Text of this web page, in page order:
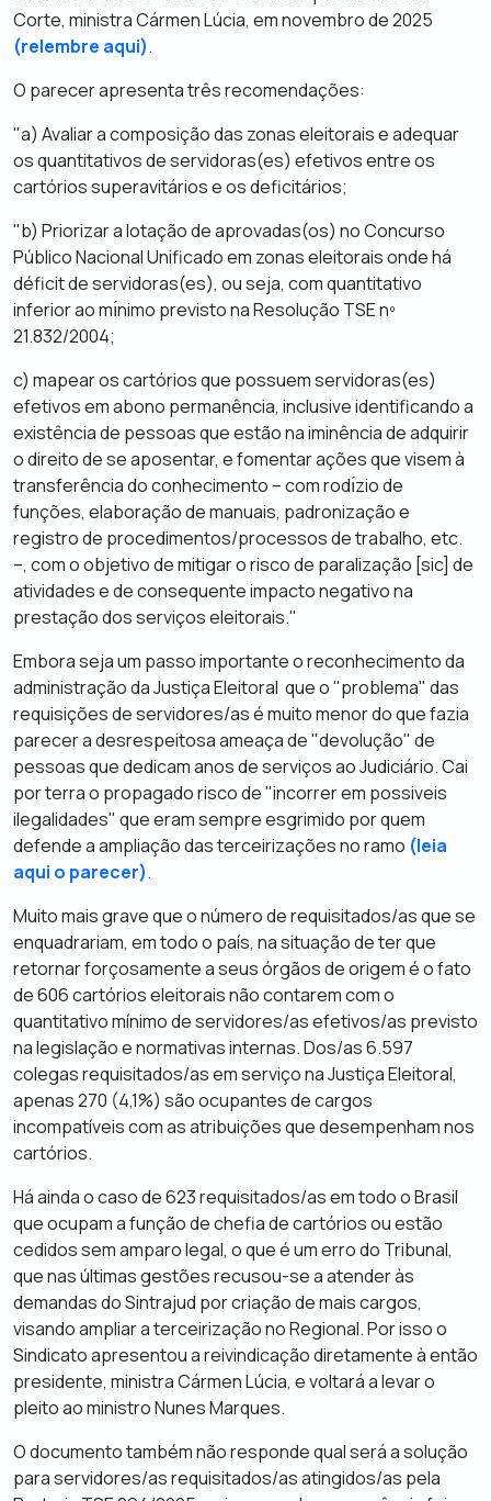
Corte, ministra Cármen Lúcia, em novembro de 2025
(relembre aqui).
O parecer apresenta três recomendações:
"a) Avaliar a composição das zonas eleitorais e adequar
os quantitativos de servidoras(es) efetivos entre os
cartórios superavitários e os deficitários;
"b) Priorizar a lotação de aprovadas(os) no Concurso
Público Nacional Unificado em zonas eleitorais onde há
déficit de servidoras(es), ou seja, com quantitativo
inferior ao mı́nimo previsto na Resolução TSE nº
21.832/2004;
c) mapear os cartórios que possuem servidoras(es)
efetivos em abono permanência, inclusive identificando a
existência de pessoas que estão na iminência de adquirir
o direito de se aposentar, e fomentar ações que visem à
transferência do conhecimento – com rodı́zio de
funções, elaboração de manuais, padronização e
registro de procedimentos/processos de trabalho, etc.
–, com o objetivo de mitigar o risco de paralização [sic] de
atividades e de consequente impacto negativo na
prestação dos serviços eleitorais."
Embora seja um passo importante o reconhecimento da
administração da Justiça Eleitoral que o "problema" das
requisições de servidores/as é muito menor do que fazia
parecer a desrespeitosa ameaça de "devolução" de
pessoas que dedicam anos de serviços ao Judiciário. Cai
por terra o propagado risco de "incorrer em possiveis
ilegalidades" que eram sempre esgrimido por quem
defende a ampliação das terceirizações no ramo (leia
aqui o parecer).
Muito mais grave que o número de requisitados/as que se
enquadrariam, em todo o país, na situação de ter que
retornar forçosamente a seus órgãos de origem é o fato
de 606 cartórios eleitorais não contarem com o
quantitativo mínimo de servidores/as efetivos/as previsto
na legislação e normativas internas. Dos/as 6.597
colegas requisitados/as em serviço na Justiça Eleitoral,
apenas 270 (4,1%) são ocupantes de cargos
incompatíveis com as atribuições que desempenham nos
cartórios.
Há ainda o caso de 623 requisitados/as em todo o Brasil
que ocupam a função de chefia de cartórios ou estão
cedidos sem amparo legal, o que é um erro do Tribunal,
que nas últimas gestões recusou-se a atender às
demandas do Sintrajud por criação de mais cargos,
visando ampliar a terceirização no Regional. Por isso o
Sindicato apresentou a reivindicação diretamente à então
presidente, ministra Cármen Lúcia, e voltará a levar o
pleito ao ministro Nunes Marques.
O documento também não responde qual será a solução
para servidores/as requisitados/as atingidos/as pela